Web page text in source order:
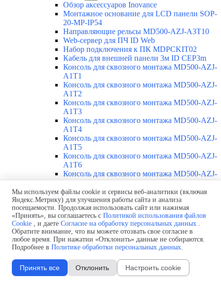
Обзор аксессуаров Inovance
Монтажное основание для LCD панели SOP-
20-MP-IP54
Направляющие рельсы MD500-AZJ-A3T10
Web-сервер для ПЧ ID Web
Набор подключения к ПК MDPCKIT02
Кабель для внешней панели 3м ID CEP3m
Консоль для сквозного монтажа MD500-AZJ-
A1T1
Консоль для сквозного монтажа MD500-AZJ-
A1T2
Консоль для сквозного монтажа MD500-AZJ-
A1T3
Консоль для сквозного монтажа MD500-AZJ-
A1T4
Консоль для сквозного монтажа MD500-AZJ-
A1T5
Консоль для сквозного монтажа MD500-AZJ-
A1T6
Консоль для сквозного монтажа MD500-AZJ-
A1T7
Консоль для сквозного монтажа MD500-AZJ-
A1T8
Консоль для сквозного монтажа MD500-AZJ-
A1T9
Каталоги
Доставка
Стоимость
Inovance MD500T45G/55PB-PLUS
Мы используем файлы cookie и сервисы веб-аналитики (включая
Яндекс.Метрику) для улучшения работы сайта и анализа
посещаемости. Продолжая использовать сайт или нажимая
«Принять», вы соглашаетесь с Политикой использования файлов
Cookie , и даете Согласие на обработку персональных данных .
Обратите внимание, что вы можете отозвать свое согласие в
любое время. При нажатии «Отклонить» данные не собираются.
Подробнее в Политике обработки персональных данных.
Принять все Отклонить Настроить cookie